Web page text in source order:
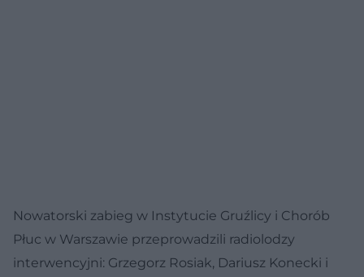
Nowatorski zabieg w Instytucie Gruźlicy i Chorób
Płuc w Warszawie przeprowadzili radiolodzy
interwencyjni: Grzegorz Rosiak, Dariusz Konecki i